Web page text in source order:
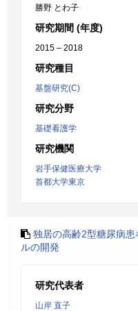
勝野 とわ子
研究期間 (年度)
2015 – 2018
研究種目
基盤研究(C)
研究分野
基礎看護学
研究機関
岩手保健医療大学
首都大学東京
独居の高齢2型糖尿病
ルの開発
研究代表者
山岸 直子